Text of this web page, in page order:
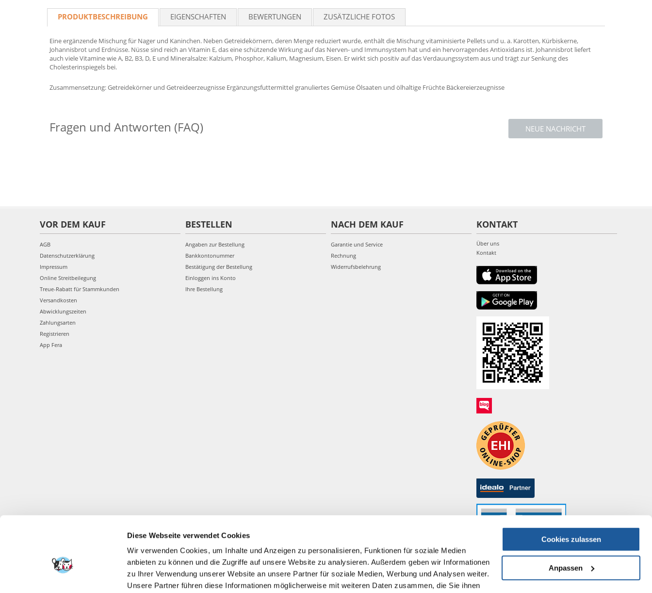
Diese Webseite verwendet Cookies
Wir verwenden Cookies, um Inhalte und Anzeigen zu personalisieren, Funktionen für soziale Medien
anbieten zu können und die Zugriffe auf unsere Website zu analysieren. Außerdem geben wir Informationen
zu Ihrer Verwendung unserer Website an unsere Partner für soziale Medien, Werbung und Analysen weiter.
Unsere Partner führen diese Informationen möglicherweise mit weiteren Daten zusammen, die Sie ihnen
Cookies zulassen
Anpassen
Recommend
PRODUKTBESCHREIBUNG EIGENSCHAFTEN BEWERTUNGEN ZUSÄTZLICHE FOTOS
Eine ergänzende Mischung für Nager und Kaninchen. Neben Getreidekörnern, deren Menge reduziert wurde, enthält die Mischung vitaminisierte Pellets und u. a. Karotten, Kürbiskerne,
Johannisbrot und Erdnüsse. Nüsse sind reich an Vitamin E, das eine schützende Wirkung auf das Nerven- und Immunsystem hat und ein hervorragendes Antioxidans ist. Johannisbrot liefert
auch viele Vitamine wie A, B2, B3, D, E und Mineralsalze: Kalzium, Phosphor, Kalium, Magnesium, Eisen. Er wirkt sich positiv auf das Verdauungssystem aus und trägt zur Senkung des
Cholesterinspiegels bei.
Zusammensetzung: Getreidekörner und Getreideerzeugnisse Ergänzungsfuttermittel granuliertes Gemüse Ölsaaten und ölhaltige Früchte Bäckereierzeugnisse
NEUE NACHRICHT
Fragen und Antworten (FAQ)
VOR DEM KAUF
AGB
Datenschutzerklärung
Impressum
Online Streitbeilegung
Treue-Rabatt für Stammkunden
Versandkosten
Abwicklungszeiten
Zahlungsarten
Registrieren
App Fera
BESTELLEN
Angaben zur Bestellung
Bankkontonummer
Bestätigung der Bestellung
Einloggen ins Konto
Ihre Bestellung
NACH DEM KAUF
Garantie und Service
Rechnung
Widerrufsbelehrung
KONTAKT
Über uns
Kontakt